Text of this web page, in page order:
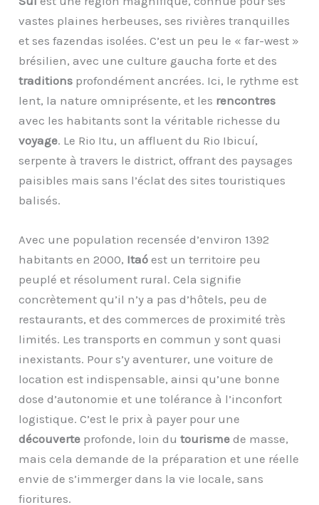
vastes plaines herbeuses, ses rivières tranquilles
et ses fazendas isolées. C’est un peu le « far-west »
brésilien, avec une culture gaucha forte et des
traditions profondément ancrées. Ici, le rythme est
lent, la nature omniprésente, et les rencontres
avec les habitants sont la véritable richesse du
voyage. Le Rio Itu, un affluent du Rio Ibicuí,
serpente à travers le district, offrant des paysages
paisibles mais sans l’éclat des sites touristiques
balisés.
Avec une population recensée d’environ 1392
habitants en 2000, Itaó est un territoire peu
peuplé et résolument rural. Cela signifie
concrètement qu’il n’y a pas d’hôtels, peu de
restaurants, et des commerces de proximité très
limités. Les transports en commun y sont quasi
inexistants. Pour s’y aventurer, une voiture de
location est indispensable, ainsi qu’une bonne
dose d’autonomie et une tolérance à l’inconfort
logistique. C’est le prix à payer pour une
découverte profonde, loin dutourisme de masse,
mais cela demande de la préparation et une réelle
envie de s’immerger dans la vie locale, sans
fioritures.